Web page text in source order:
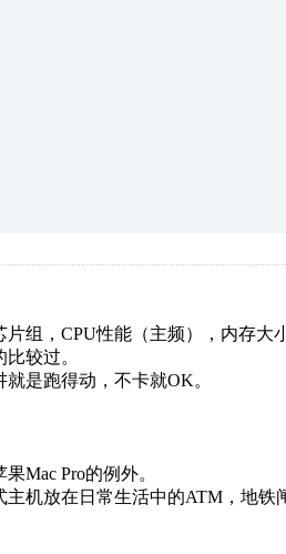
组，CPU性能（主频），内存大
较过。
是跑得动，不卡就OK。
Mac Pro的例外。
机放在日常生活中的ATM，地